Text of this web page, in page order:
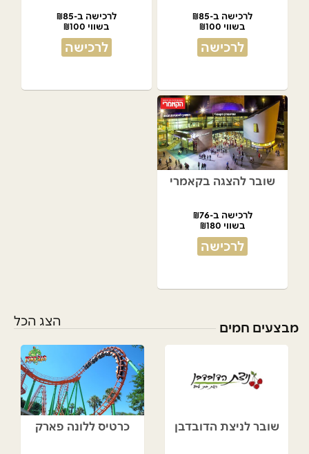
לרכישה ב-₪85
בשווי ₪100
לרכישה
לרכישה ב-₪85
בשווי ₪100
לרכישה
שובר להצגה בקאמרי
לרכישה ב-₪76
בשווי ₪180
לרכישה
מבצעים חמים הצג הכל
שובר לניצת הדובדבן כרטיס ללונה פארק